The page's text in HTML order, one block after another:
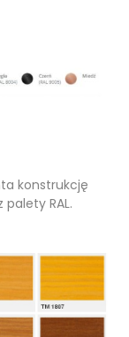
konstrukcję
RAL.